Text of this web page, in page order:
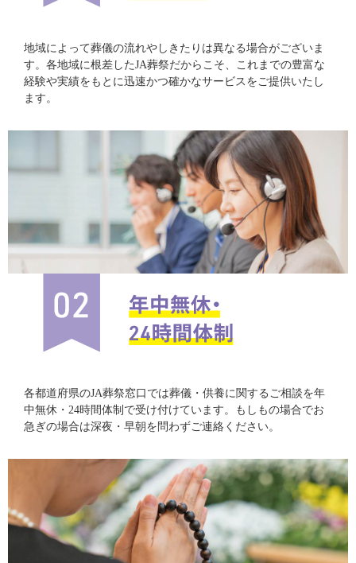
地域によって葬儀の流れやしきたりは異なる場合がございま
す。各地域に根差したJA葬祭だからこそ、これまでの豊富な
経験や実績をもとに迅速かつ確かなサービスをご提供いたし
ます。
各都道府県のJA葬祭窓口では葬儀・供養に関するご相談を年
中無休・24時間体制で受け付けています。もしもの場合でお
急ぎの場合は深夜・早朝を問わずご連絡ください。